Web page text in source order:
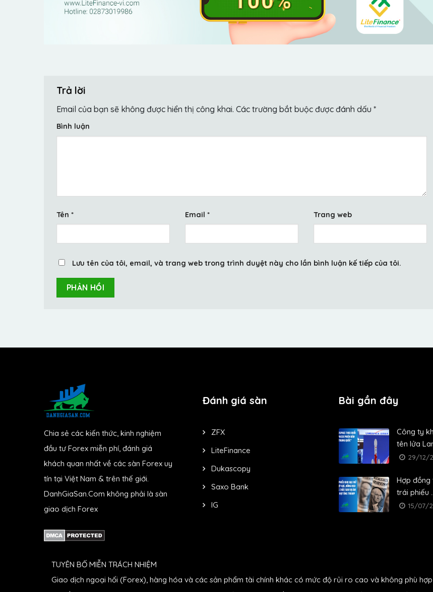
Trả lời
Email của bạn sẽ không được hiển thị công khai. Các trường bắt buộc được đánh dấu *
Bình luận
Tên * Email * Trang web
Lưu tên của tôi, email, và trang web trong trình duyệt này cho lần bình luận kế tiếp của tôi.
Chia sẻ các kiến thức, kinh nghiệm
đầu tư Forex miễn phí, đánh giá
khách quan nhất về các sàn Forex uy
tín tại Việt Nam & trên thế giới.
DanhGiaSan.Com không phải là sàn
giao dịch Forex
Đánh giá sàn
ZFX
LiteFinance
Dukascopy
Saxo Bank
IG
Bài gần đây
Công ty
tên lửa
29/12/
Hợp đồng
trái phiếu
15/07/
TUYÊN BỐ MIỄN TRÁCH NHIỆM
Giao dịch ngoại hối (Forex), hàng hóa và các sản phẩm tài chính khác có mức độ rủi ro cao và không phù